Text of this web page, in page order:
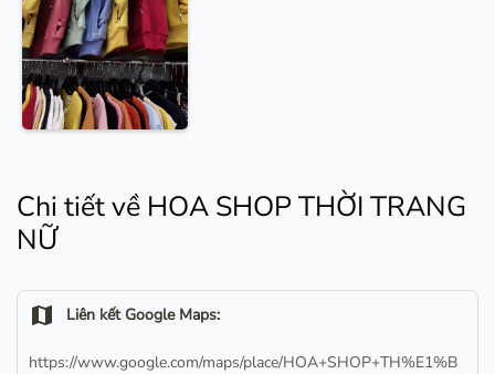
Chi tiết về HOA SHOP THỜI TRANG
NỮ
map Liên kết Google Maps:
https://www.google.com/maps/place/HOA+SHOP+TH%E1%B